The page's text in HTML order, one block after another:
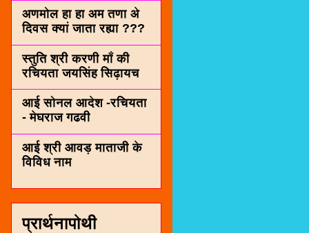
अणमोल हा हा अम तणा अे
दिवस क्यां जाता रह्या ???
स्तुति श्री करणी माँ की
रचियता जयसिंह सिढ़ायच
आई सोनल आदेश -रचियता
- मेघराज गढवी
आई श्री आवड़ माताजी के
विविध नाम
प्रार्थनापोथी